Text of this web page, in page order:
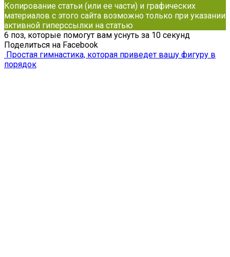
Копирование статьи (или ее части) и графических
материалов с этого сайта возможно только при указании
активной гиперссылки на статью
6 поз, которые помогут вам уснуть за 10 секунд
Поделиться на Facebook
Простая гимнастика, которая приведет вашу фигуру в
порядок